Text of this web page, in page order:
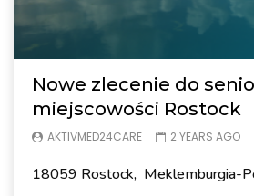
Nowe zlecenie do
miejscowości Rostock
AKTIVMED24CARE 2 YEARS AGO
18059 Rostock, Meklemburgia-